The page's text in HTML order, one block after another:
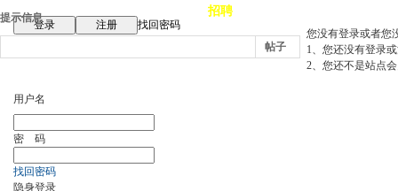
论坛首页 招聘
登录 注册
找回密码
帖子
提示信息
您没有登录或者您
1、您还没有登录
2、您还不是站点
用户名
密 码
找回密码
隐身登录